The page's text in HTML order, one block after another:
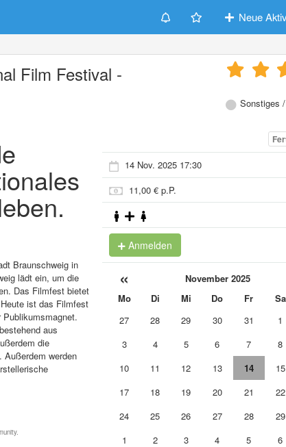
Neue
Film Festival -
Sonstiges
Braunschweig in
lädt ein, um die
Das Filmfest bietet
ist das Filmfest
aus
die
Außerdem werden
14 Nov. 2025 17:30
11,00 € p.P.
Anmelden
« November 2025
Mo Di Mi Do Fr Sa
27
28 29 30 31 1
3
4 5 6 7 8
10
11 12 13 14 15
17
18 19 20 21 22
24
25 26 27 28 29
1
2 3 4 5 6